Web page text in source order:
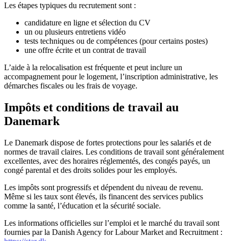
Les étapes typiques du recrutement sont :
candidature en ligne et sélection du CV
un ou plusieurs entretiens vidéo
tests techniques ou de compétences (pour certains postes)
une offre écrite et un contrat de travail
L’aide à la relocalisation est fréquente et peut inclure un
accompagnement pour le logement, l’inscription administrative, les
démarches fiscales ou les frais de voyage.
Impôts et conditions de travail au
Danemark
Le Danemark dispose de fortes protections pour les salariés et de
normes de travail claires. Les conditions de travail sont généralement
excellentes, avec des horaires réglementés, des congés payés, un
congé parental et des droits solides pour les employés.
Les impôts sont progressifs et dépendent du niveau de revenu.
Même si les taux sont élevés, ils financent des services publics
comme la santé, l’éducation et la sécurité sociale.
Les informations officielles sur l’emploi et le marché du travail sont
fournies par la Danish Agency for Labour Market and Recruitment :